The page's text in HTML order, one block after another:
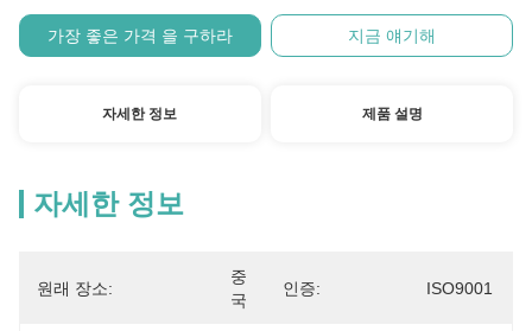
가장 좋은 가격 을 구하라 지금 얘기해
자세한 정보 제품 설명
자세한 정보
원래 장소:
중
국
인증: ISO9001